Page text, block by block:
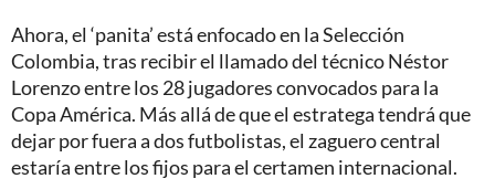
Ahora, el ‘panita’ está enfocado en la Selección
Colombia, tras recibir el llamado del técnico Néstor
Lorenzo entre los 28 jugadores convocados para la
Copa América. Más allá de que el estratega tendrá que
dejar por fuera a dos futbolistas, el zaguero central
estaría entre los fijos para el certamen internacional.